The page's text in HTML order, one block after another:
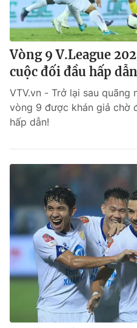
Vòng 9 V.League
cuộc đối đầu hấp dẫn
VTV.vn - Trở lại sau quãng
vòng 9 được khán giả chờ
hấp dẫn!